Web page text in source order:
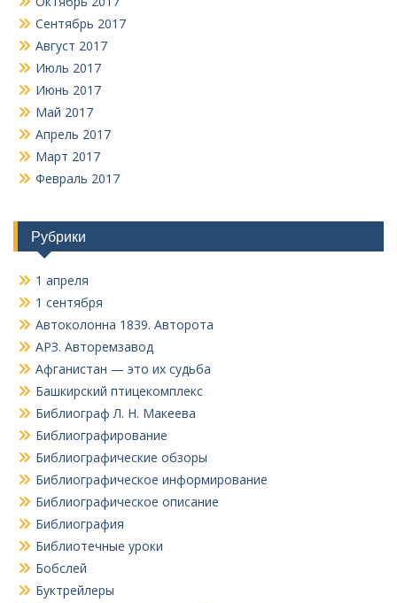
Сентябрь 2017
Август 2017
Июль 2017
Июнь 2017
Май 2017
Апрель 2017
Март 2017
Февраль 2017
Рубрики
1 апреля
1 сентября
Автоколонна 1839. Авторота
АРЗ. Авторемзавод
Афганистан — это их судьба
Башкирский птицекомплекс
Библиограф Л. Н. Макеева
Библиографирование
Библиографические обзоры
Библиографическое информирование
Библиографическое описание
Библиография
Библиотечные уроки
Бобслей
Буктрейлеры